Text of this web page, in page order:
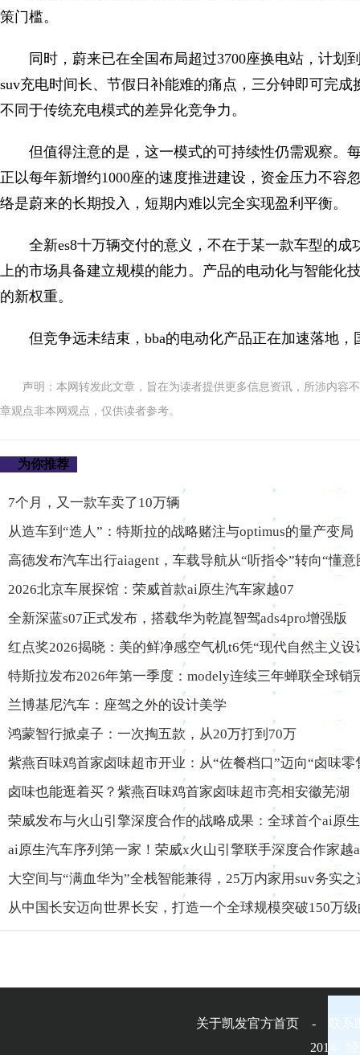
策门槛。
同时，蔚来已在全国布局超过3700座换电站，计划
suv充电时间长、节假日补能难的痛点，三分钟即可完
不同于传统充电模式的差异化竞争力。
但值得注意的是，这一模式的可持续性仍需观察。
正以每年新增约1000座的速度推进建设，资金压力不容
络是蔚来的长期投入，短期内难以完全实现盈利平衡。
全新es8十万辆交付的意义，不在于某一款车型的
上的市场具备建立规模的能力。产品的电动化与智能化
的新权重。
但竞争远未结束，bba的电动化产品正在加速落地
声明：本网转发此文章，旨在为读者提供更多信息资讯，所涉内容
章观点非本网观点，仅供读者参考。
为你推荐
7个月，又一款车卖了10万辆
从造车到“造人”：特斯拉的战略赌注与optimus的量产变局
高德发布汽车出行aiagent，车载导航从“听指令”转向“懂意
2026北京车展探馆：荣威首款ai原生汽车家越07
全新深蓝s07正式发布，搭载华为乾崑智驾ads4pro增强版
红点奖2026揭晓：美的鲜净感空气机t6凭“现代自然主义设
特斯拉发布2026年第一季度：modely连续三年蝉联全球销
兰博基尼汽车：座驾之外的设计美学
鸿蒙智行掀桌子：一次掏五款，从20万打到70万
紫燕百味鸡首家卤味超市开业：从“佐餐档口”迈向“卤味零
卤味也能逛着买？紫燕百味鸡首家卤味超市亮相安徽芜湖
荣威发布与火山引擎深度合作的战略成果：全球首个ai原
ai原生汽车序列第一家！荣威x火山引擎联手深度合作家越
大空间与“满血华为”全栈智能兼得，25万内家用suv务实之
从中国长安迈向世界长安，打造一个全球规模突破150万
关于凯发官方首页 - 联
2014-